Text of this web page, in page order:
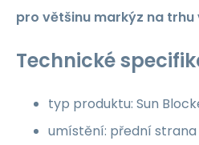
pro většinu markýz na
Technické
typ produktu: Sun
umístění: přední